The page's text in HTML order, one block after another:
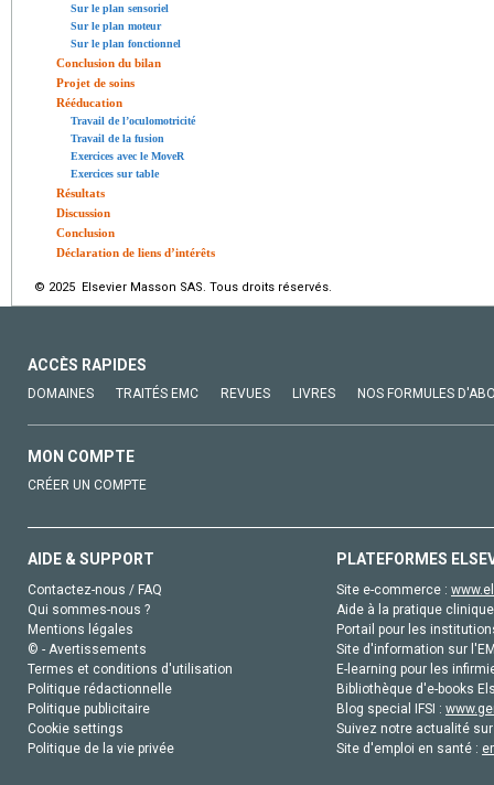
Sur le plan sensoriel
Sur le plan moteur
Sur le plan fonctionnel
Conclusion du bilan
Projet de soins
Rééducation
Travail de l’oculomotricité
Travail de la fusion
Exercices avec le MoveR
Exercices sur table
Résultats
Discussion
Conclusion
Déclaration de liens d’intérêts
© 2025 Elsevier Masson SAS. Tous droits réservés.
ACCÈS RAPIDES
DOMAINES TRAITÉS EMC REVUES LIVRES NOS FORMULES
MON COMPTE
CRÉER UN COMPTE
AIDE & SUPPORT
Contactez-nous / FAQ
Qui sommes-nous ?
Mentions légales
© - Avertissements
Termes et conditions d'utilisation
Politique rédactionnelle
Politique publicitaire
Cookie settings
Politique de la vie privée
PLATEFORMES
Site e-commerce :
Aide à la pratique
Portail pour les
Site d'information sur
E-learning pour les
Bibliothèque d'e-books
Blog special IFSI :
Suivez notre actualité
Site d'emploi en santé :